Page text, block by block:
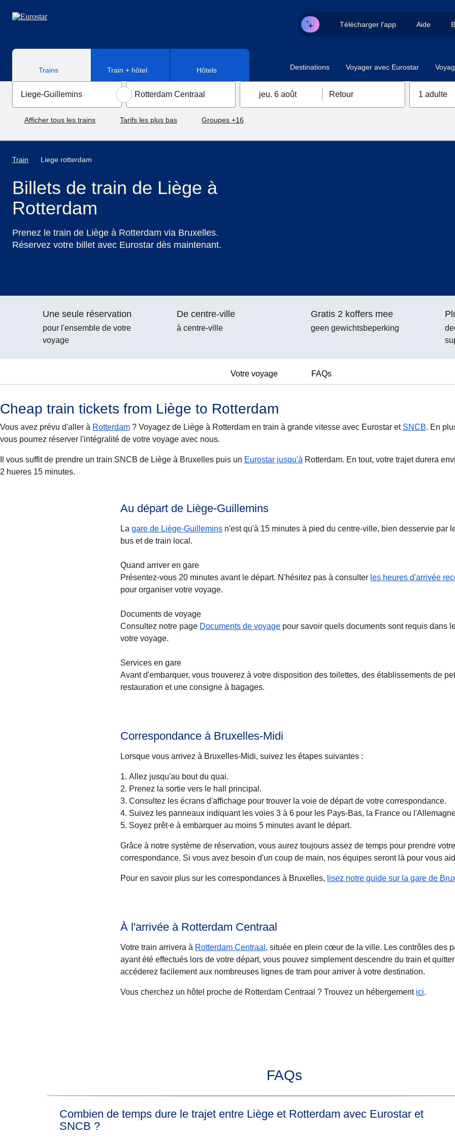
Télécharger l'app Aide
Trains Train + hôtel Hôtels Destinations Voyager avec Eurostar
jeu. 6 août Retour 1 adulte
Afficher tous les trains Tarifs les plus bas Groupes +16
Train Liege rotterdam
Billets de train de Liège à
Rotterdam
Prenez le train de Liège à Rotterdam via Bruxelles.
Réservez votre billet avec Eurostar dès maintenant.
Une seule réservation
pour l'ensemble de votre
voyage
De centre-ville
à centre-ville
Gratis 2 koffers mee
geen gewichtsbeperking
Votre voyage FAQs
Cheap train tickets from Liège to Rotterdam
Vous avez prévu d'aller à Rotterdam ? Voyagez de Liège à Rotterdam en train à grande vitesse avec Eurostar et SNCB. En
vous pourrez réserver l'intégralité de votre voyage avec nous.
Il vous suffit de prendre un train SNCB de Liège à Bruxelles puis un Eurostar jusqu'à Rotterdam. En tout, votre trajet durera
2 hueres 15 minutes.
Au départ de Liège-Guillemins
Lagare de Liège-Guillemins n'est qu'à 15 minutes à pied du centre-ville, bien desservie par
bus et de train local.
Quand arriver en gare
Présentez-vous 20 minutes avant le départ. N'hésitez pas à consulter les heures d'arrivée
pour organiser votre voyage.
Documents de voyage
Consultez notre page Documents de voyage pour savoir quels documents sont requis dans
votre voyage.
Services en gare
Avant d'embarquer, vous trouverez à votre disposition des toilettes, des établissements de
restauration et une consigne à bagages.
Correspondance à Bruxelles-Midi
Lorsque vous arrivez à Bruxelles-Midi, suivez les étapes suivantes :
Allez jusqu'au bout du quai.
Prenez la sortie vers le hall principal.
Consultez les écrans d'affichage pour trouver la voie de départ de votre correspondance.
Suivez les panneaux indiquant les voies 3 à 6 pour les Pays-Bas, la France ou
Soyez prêt∙e à embarquer au moins 5 minutes avant le départ.
Grâce à notre système de réservation, vous aurez toujours assez de temps pour prendre votre
correspondance. Si vous avez besoin d'un coup de main, nos équipes seront là pour vous
Pour en savoir plus sur les correspondances à Bruxelles, lisez notre guide sur la gare de
À l'arrivée à Rotterdam Centraal
Votre train arrivera à Rotterdam Centraal , située en plein cœur de la ville. Les contrôles des
ayant été effectués lors de votre départ, vous pouvez simplement descendre du train et
accéderez facilement aux nombreuses lignes de tram pour arriver à votre destination.
Vous cherchez un hôtel proche de Rotterdam Centraal ? Trouvez un hébergement ici.
FAQs
Combien de temps dure le trajet entre Liège et Rotterdam avec Eurostar et
SNCB ?